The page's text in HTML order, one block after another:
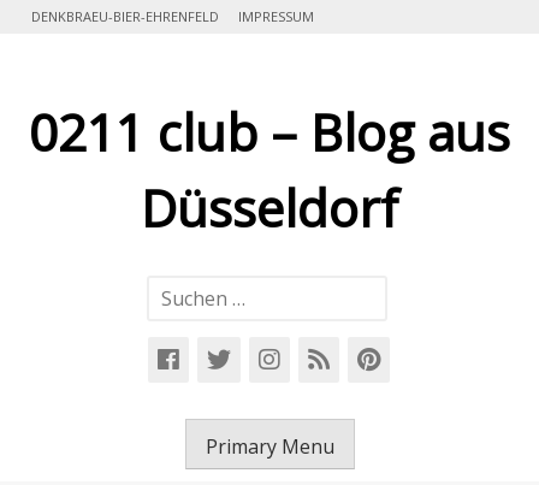
SkipDENKBRAEU-BIER-EHRENFELD IMPRESSUM
0211 club – Blog aus
Düsseldorf
Suchen
Primary Menu